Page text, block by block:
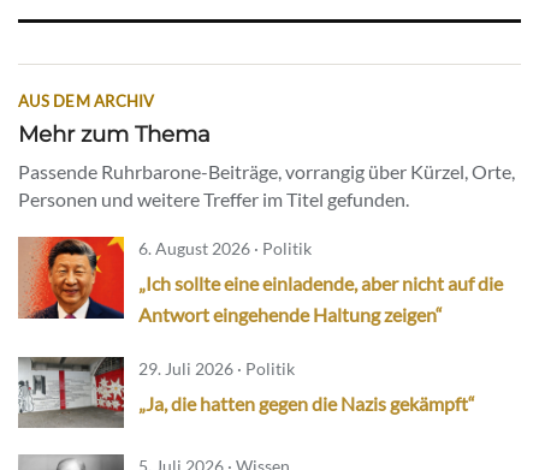
AUS DEM ARCHIV
Mehr zum Thema
Passende Ruhrbarone-Beiträge, vorrangig über Kürzel, Orte,
Personen und weitere Treffer im Titel gefunden.
6. August 2026 · Politik
„Ich sollte eine einladende, aber nicht auf die
Antwort eingehende Haltung zeigen“
29. Juli 2026 · Politik
„Ja, die hatten gegen die Nazis gekämpft“
5. Juli 2026 · Wissen